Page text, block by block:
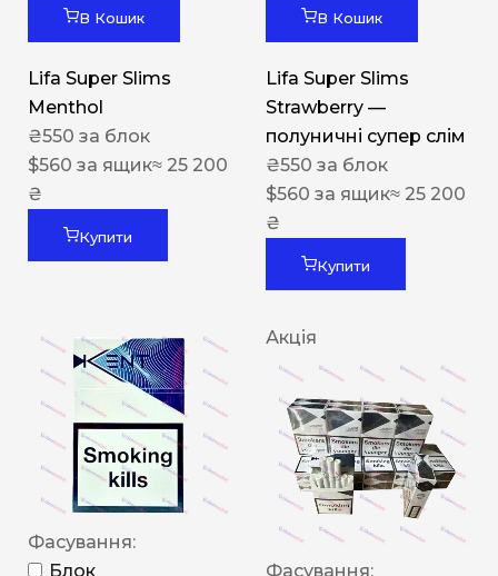
В Кошик
Lifa Super Slims
Menthol
₴550 за блок
$560 за ящик≈ 25 200
₴
Купити
В Кошик
Lifa Super Slims
Strawberry —
полуничні супер слім
₴550 за блок
$560 за ящик≈ 25 200
₴
Купити
Фасування:
Блок
Акція
Фасування: